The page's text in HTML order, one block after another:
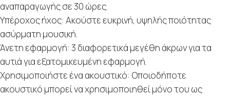
αναπαραγωγής σε 30 ώρες.
Yπέροχος ήχος: Ακούστε ευκρινή, υψηλής ποιότητας
ασύρματη μουσική.
Άνετη εφαρμογή: 3 διαφορετικά μεγέθη άκρων για τα
αυτιά για εξατομικευμένη εφαρμογή.
Χρησιμοποιήστε ένα ακουστικό: Οποιοδήποτε
ακουστικό μπορεί να χρησιμοποιηθεί μόνο του ως